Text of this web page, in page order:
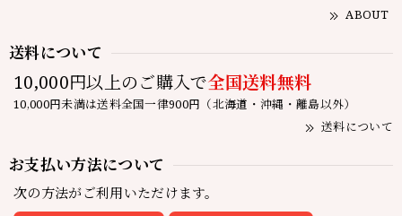
ABOUT
送料について
10,000円以上のご購入で全国送料無料
10,000円未満は送料全国一律900円（北海道・沖縄・離島以外）
送料について
お支払い方法について
次の方法がご利用いただけます。